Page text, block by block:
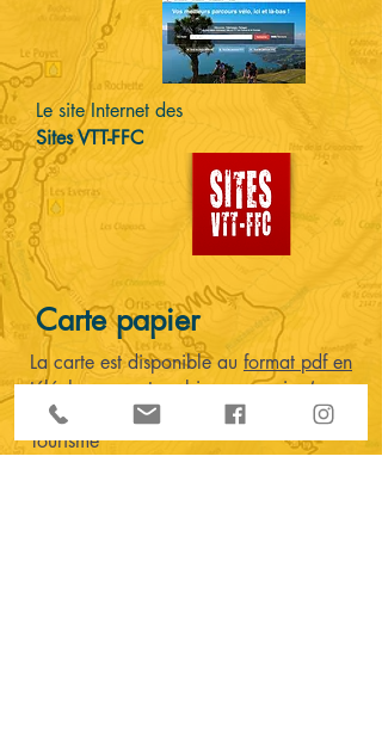
Le site Internet des
Sites VTT-FFC
Carte papier
La carte est disponible au format pdf en
téléchargementou bien en papier (au
prix de 3 €) dans ces Offices de
Tourisme